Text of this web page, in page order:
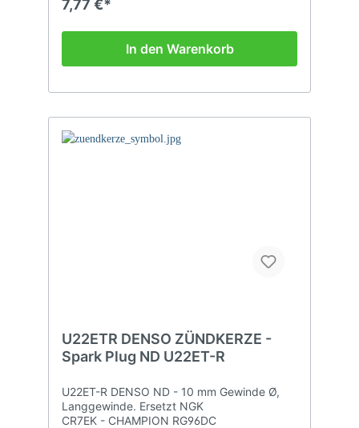
7,77 €*
In den Warenkorb
U22ETR DENSO ZÜNDKERZE -
Spark Plug ND U22ET-R
U22ET-R DENSO ND - 10 mm Gewinde Ø,
Langgewinde. Ersetzt NGK
CR7EK - CHAMPION RG96DC